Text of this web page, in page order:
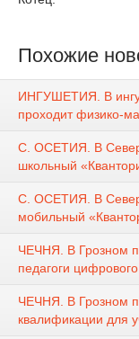
Похожие
ИНГУШЕТИЯ. В
проходит физико-
С. ОСЕТИЯ. В
школьный
С. ОСЕТИЯ. В
мобильный
ЧЕЧНЯ. В Грозном
педагоги
ЧЕЧНЯ. В Грозном
квалификации для